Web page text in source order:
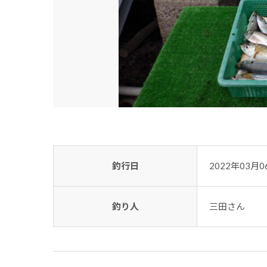
釣行日 2022年03月
釣り人 三田さん